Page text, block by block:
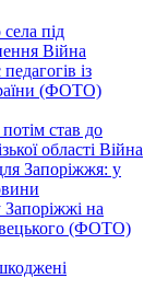
під
Війна
із
(ФОТО)
став до
області Війна
Запоріжжя: у
на
(ФОТО)